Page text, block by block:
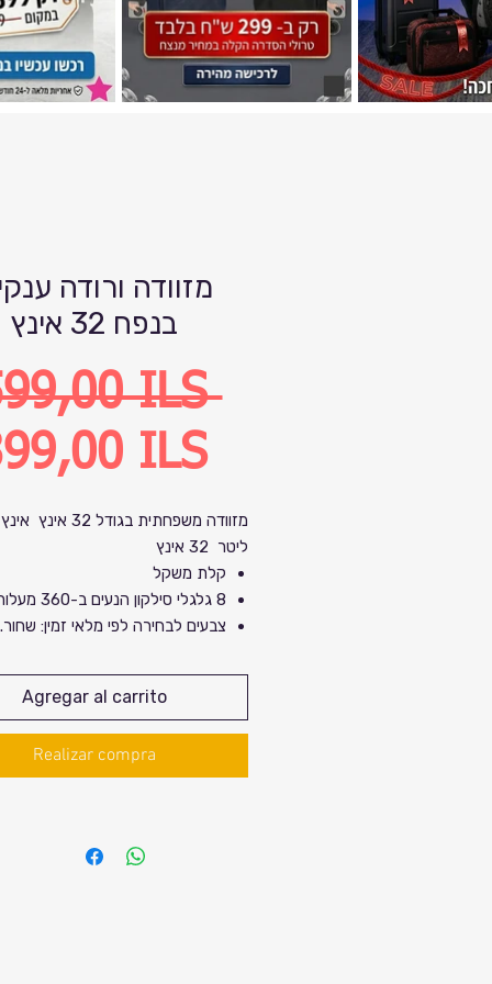
מזוודה ורודה
בנפח 32 אינץ
ILS Precio
ILSPrecio
de
oferta
ליטר 32 אינץ
קלת משקל
8 גלגלי סילקון הנעים ב-360 מעלות
צבעים לבחירה לפי מלאי זמין:
33 ס"מ
מספר רשום בישראל ואחריות .
Agregar al carrito
Realizar compra